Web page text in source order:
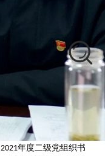
2021年度二级党组织书